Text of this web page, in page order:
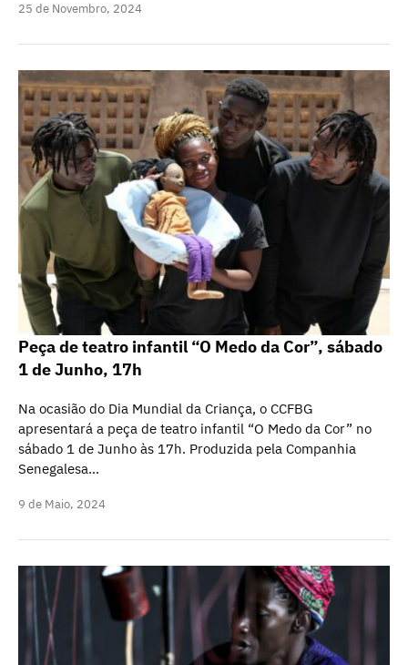
25 de Novembro, 2024
Peça de teatro infantil “O Medo da Cor”, sábado
1 de Junho, 17h
Na ocasião do Dia Mundial da Criança, o CCFBG
apresentará a peça de teatro infantil “O Medo da Cor” no
sábado 1 de Junho às 17h. Produzida pela Companhia
Senegalesa…
9 de Maio, 2024